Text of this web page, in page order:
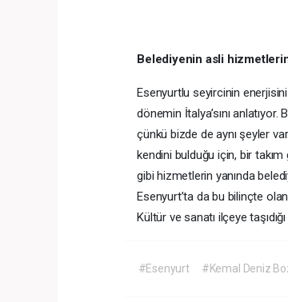
Belediyenin asli
Esenyurtlu seyircinin
dönemin İtalya’sını
çünkü bizde de aynı şeyler
kendini bulduğu için, bir
gibi hizmetlerin yanında
Esenyurt’ta da bu bilinçte
Kültür ve sanatı ilçeye
#Esenyurt #Kemal Deniz